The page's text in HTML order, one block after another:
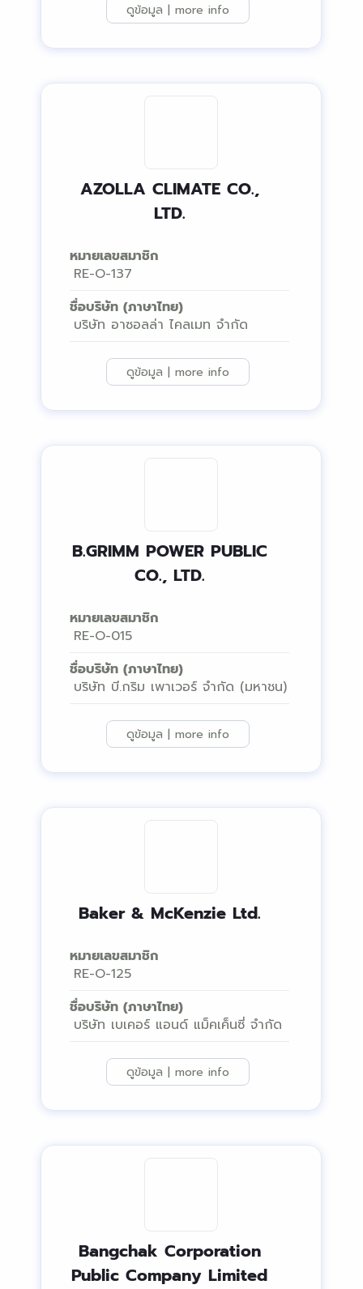
ดูข้อมูล | more info
AZOLLA CLIMATE CO.,
LTD.
หมายเลขสมาชิก
RE-O-137
ชื่อบริษัท (ภาษาไทย)
บริษัท อาซอลล่า ไคลเมท จำกัด
ดูข้อมูล | more info
B.GRIMM POWER PUBLIC
CO., LTD.
หมายเลขสมาชิก
RE-O-015
ชื่อบริษัท (ภาษาไทย)
บริษัท บี.กริม เพาเวอร์ จำกัด (มหาชน)
ดูข้อมูล | more info
Baker & McKenzie Ltd.
หมายเลขสมาชิก
RE-O-125
ชื่อบริษัท (ภาษาไทย)
บริษัท เบเคอร์ แอนด์ แม็คเค็นซี่ จำกัด
ดูข้อมูล | more info
Bangchak Corporation
Public Company Limited